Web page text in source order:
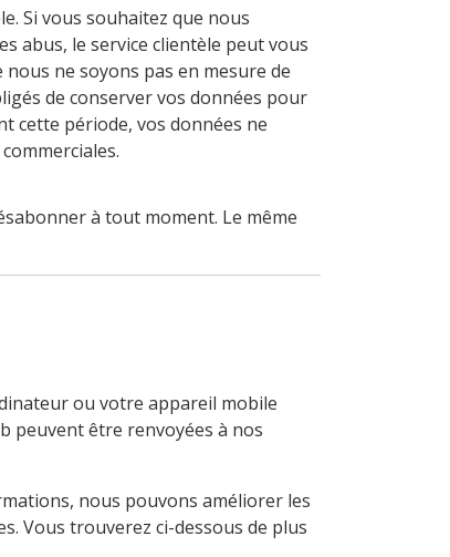
Si vous souhaitez que nous
abus, le service clientèle peut vous
ne soyons pas en mesure de
de conserver vos données pour
cette période, vos données ne
à tout moment. Le même
ou votre appareil mobile
peuvent être renvoyées à nos
nous pouvons améliorer les
Vous trouverez ci-dessous de plus